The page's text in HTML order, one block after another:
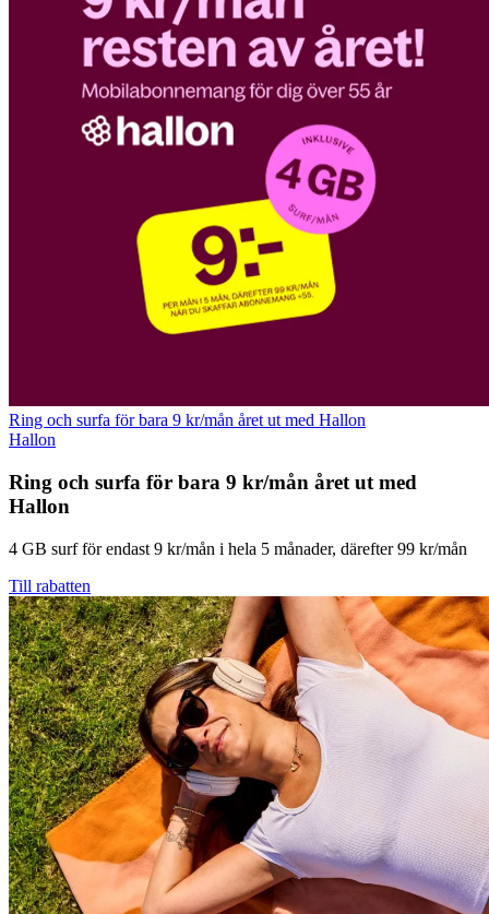
Ring och surfa för bara 9 kr/mån året ut med Hallon
Hallon
Ring och surfa för bara 9 kr/mån året ut med
Hallon
4 GB surf för endast 9 kr/mån i hela 5 månader, därefter 99 kr/mån
Till rabatten